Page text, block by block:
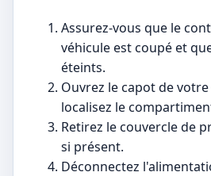
Assurez-vous que le
véhicule est coupé et
éteints.
Ouvrez le capot de
localisez le
Retirez le couvercle de
si présent.
Déconnectez